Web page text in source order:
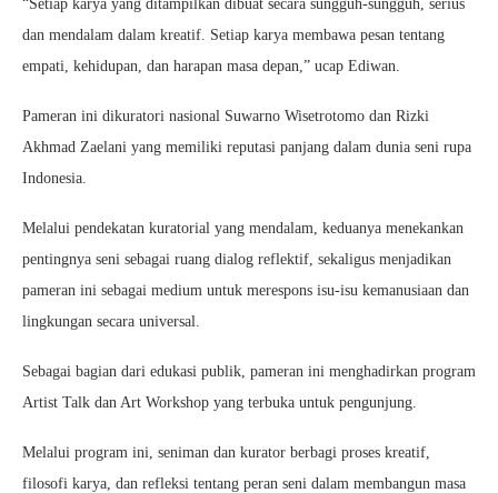
“Setiap karya yang ditampilkan dibuat secara sungguh-sungguh, serius
dan mendalam dalam kreatif. Setiap karya membawa pesan tentang
empati, kehidupan, dan harapan masa depan,” ucap Ediwan.
Pameran ini dikuratori nasional Suwarno Wisetrotomo dan Rizki
Akhmad Zaelani yang memiliki reputasi panjang dalam dunia seni rupa
Indonesia.
Melalui pendekatan kuratorial yang mendalam, keduanya menekankan
pentingnya seni sebagai ruang dialog reflektif, sekaligus menjadikan
pameran ini sebagai medium untuk merespons isu-isu kemanusiaan dan
lingkungan secara universal.
Sebagai bagian dari edukasi publik, pameran ini menghadirkan program
Artist Talk dan Art Workshop yang terbuka untuk pengunjung.
Melalui program ini, seniman dan kurator berbagi proses kreatif,
filosofi karya, dan refleksi tentang peran seni dalam membangun masa